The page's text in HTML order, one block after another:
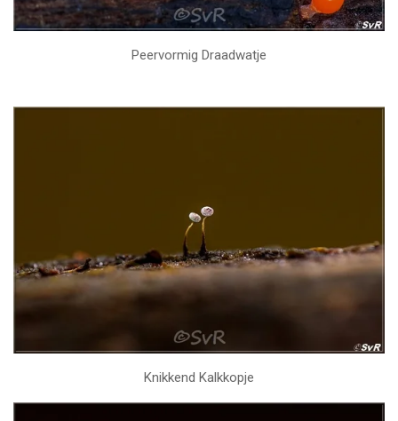
Peervormig Draadwatje
Knikkend Kalkkopje